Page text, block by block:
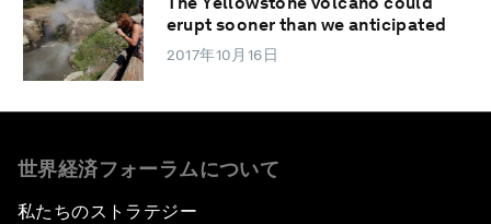
erupt sooner than we anticipated
2017年10月16日
世界経済フォーラムについて
私たちのストラテジー